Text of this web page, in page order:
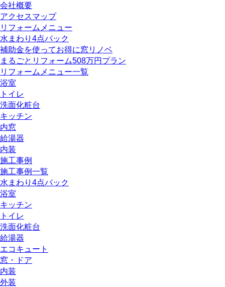
会社概要
アクセスマップ
リフォームメニュー
水まわり4点パック
補助金を使ってお得に窓リノベ
まるごとリフォーム508万円プラン
リフォームメニュー一覧
浴室
トイレ
洗面化粧台
キッチン
内窓
給湯器
内装
施工事例
施工事例一覧
水まわり4点パック
浴室
キッチン
トイレ
洗面化粧台
給湯器
エコキュート
窓・ドア
内装
外装